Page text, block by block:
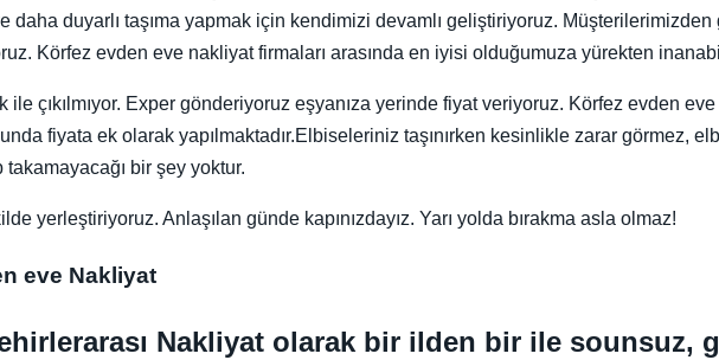
daha duyarlı taşıma yapmak için kendimizi devamlı geliştiriyoruz.
Körfez evden eve nakliyat firmaları arasında en iyisi olduğumuza yürekten
ile çıkılmıyor. Exper gönderiyoruz eşyanıza yerinde fiyat veriyoruz. Körfez evden
fiyata ek olarak yapılmaktadır.Elbiseleriniz taşınırken kesinlikle zarar görmez,
bir şey yoktur.
yerleştiriyoruz. Anlaşılan günde kapınızdayız. Yarı yolda bırakma asla olmaz!
eve Nakliyat
Nakliyat olarak bir ilden bir ile sounsuz,